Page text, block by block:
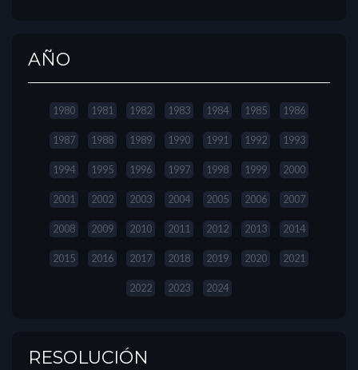
AÑO
1980 1981 1982 1983 1984 1985 1986
1987 1988 1989 1990 1991 1992 1993
1994 1995 1996 1997 1998 1999 2000
2001 2002 2003 2004 2005 2006 2007
2008 2009 2010 2011 2012 2013 2014
2015 2016 2017 2018 2019 2020 2021
2022 2023 2024
RESOLUCIÓN